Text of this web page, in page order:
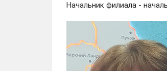
Начальник филиала -